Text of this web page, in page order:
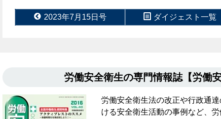
2023年7月15日号 ダイジェスト一覧
労働安全衛生の専門情報誌【労
労働安全衛生法の改正や行政通
ける安全衛生活動の事例など、